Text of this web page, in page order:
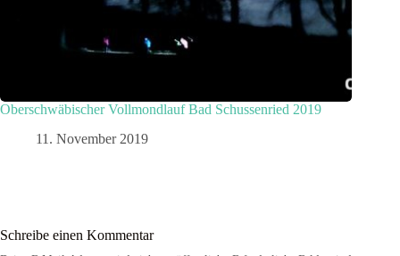
Oberschwäbischer Vollmondlauf Bad Schussenried 2019
11. November 2019
Schreibe einen Kommentar